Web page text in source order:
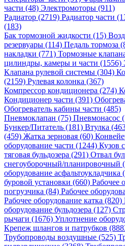
части (48) Электромоторы (911)
Радиатор (2719) Радиатор части
(183)
Бак тормозной жидкости (15)
резервуары (114) Педаль тормоза
накладки (771) Тормозные
цилиндры, камеры и части (1556)
Клапана рулевой системы (304)
(2159) Рулевая колонка (367)
Компрессор кондиционера (274)
Кондиционер части (391)
Обогреватель кабины части (485)
Пневмоклапан (75) Пневмонасос
Бункер/Питатель (181) Втулка
(459) Жатка зерновая (60)
оборудование части (1244) Кузов
тяговая бульдозера (291) Отвал
снегоуборочный/планировочный
оборудование асфальтоукладчика
буровой установки (660) Рабочее
погрузчика (84) Рабочее
Рабочее оборудование катка (820)
оборудование бульдозера (127)
рычаги (1676) Уплотнение
Крепеж шлангов и патрубков
Трубопроводы воздушные (525)